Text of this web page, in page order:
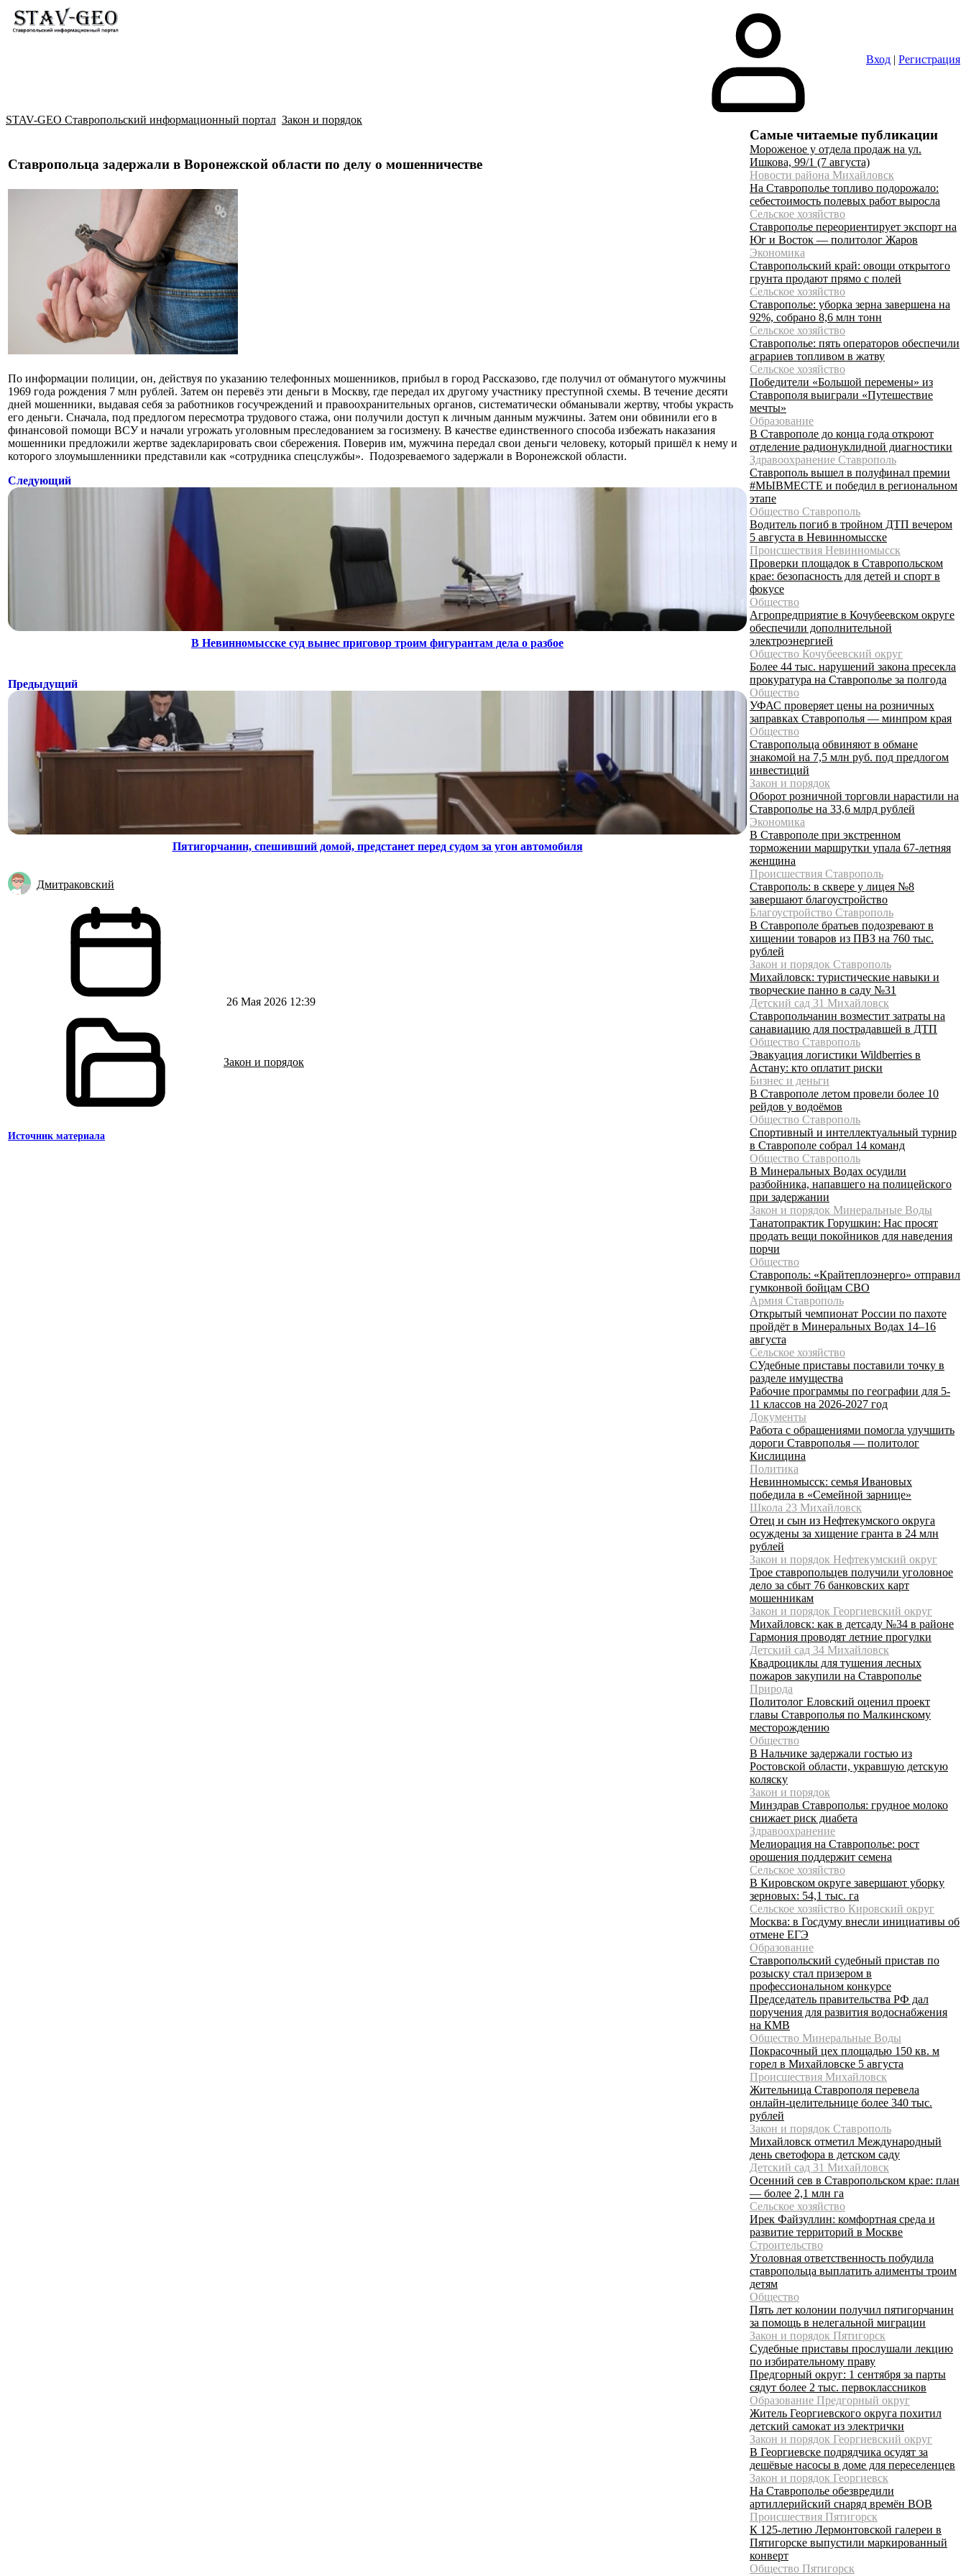
Вход | Регистрация
STAV-GEO Ставропольский информационный портал Закон и порядок
Ставропольца задержали в Воронежской области по делу о мошенничестве
По информации полиции, он, действуя по указанию телефонных мошенников, прибыл в город Рассказово, где получил от обманутого мужчины
1969 года рождения 7 млн рублей. Затем он перевёз эти деньги в Москву, где передал их другому участнику преступной схемы. В течение десяти
дней мошенники, выдавая себя за работников госучреждений и правоохранительных органов, систематически обманывали жертву, чтобы украсть
его деньги. Сначала, под предлогом пересмотра трудового стажа, они получили доступ к личным данным мужчины. Затем они обвинили его в
финансовой помощи ВСУ и начали угрожать уголовным преследованием за госизмену. В качестве единственного способа избежать наказания
мошенники предложили жертве задекларировать свои сбережения. Поверив им, мужчина передал свои деньги человеку, который пришёл к нему и
которого злоумышленники представили как «сотрудника спецслужбы». Подозреваемого задержали в Воронежской области.
Следующий
В Невинномысске суд вынес приговор троим фигурантам дела о разбое
Предыдущий
Пятигорчанин, спешивший домой, предстанет перед судом за угон автомобиля
Дмитраковский
26 Мая 2026 12:39
Закон и порядок
Источник материала
Самые читаемые публикации
Мороженое у отдела продаж на ул.
Ишкова, 99/1 (7 августа)
Новости района Михайловск
На Ставрополье топливо подорожало:
себестоимость полевых работ выросла
Сельское хозяйство
Ставрополье переориентирует экспорт на
Юг и Восток — политолог Жаров
Экономика
Ставропольский край: овощи открытого
грунта продают прямо с полей
Сельское хозяйство
Ставрополье: уборка зерна завершена на
92%, собрано 8,6 млн тонн
Сельское хозяйство
Ставрополье: пять операторов обеспечили
аграриев топливом в жатву
Сельское хозяйство
Победители «Большой перемены» из
Ставрополя выиграли «Путешествие
мечты»
Образование
В Ставрополе до конца года откроют
отделение радионуклидной диагностики
Здравоохранение Ставрополь
Ставрополь вышел в полуфинал премии
#МЫВМЕСТЕ и победил в региональном
этапе
Общество Ставрополь
Водитель погиб в тройном ДТП вечером
5 августа в Невинномысске
Происшествия Невинномысск
Проверки площадок в Ставропольском
крае: безопасность для детей и спорт в
фокусе
Общество
Агропредприятие в Кочубеевском округе
обеспечили дополнительной
электроэнергией
Общество Кочубеевский округ
Более 44 тыс. нарушений закона пресекла
прокуратура на Ставрополье за полгода
Общество
УФАС проверяет цены на розничных
заправках Ставрополья — минпром края
Общество
Ставропольца обвиняют в обмане
знакомой на 7,5 млн руб. под предлогом
инвестиций
Закон и порядок
Оборот розничной торговли нарастили на
Ставрополье на 33,6 млрд рублей
Экономика
В Ставрополе при экстренном
торможении маршрутки упала 67-летняя
женщина
Происшествия Ставрополь
Ставрополь: в сквере у лицея №8
завершают благоустройство
Благоустройство Ставрополь
В Ставрополе братьев подозревают в
хищении товаров из ПВЗ на 760 тыс.
рублей
Закон и порядок Ставрополь
Михайловск: туристические навыки и
творческие панно в саду №31
Детский сад 31 Михайловск
Ставропольчанин возместит затраты на
санавиацию для пострадавшей в ДТП
Общество Ставрополь
Эвакуация логистики Wildberries в
Астану: кто оплатит риски
Бизнес и деньги
В Ставрополе летом провели более 10
рейдов у водоёмов
Общество Ставрополь
Спортивный и интеллектуальный турнир
в Ставрополе собрал 14 команд
Общество Ставрополь
В Минеральных Водах осудили
разбойника, напавшего на полицейского
при задержании
Закон и порядок Минеральные Воды
Танатопрактик Горушкин: Нас просят
продать вещи покойников для наведения
порчи
Общество
Ставрополь: «Крайтеплоэнерго» отправил
гумконвой бойцам СВО
Армия Ставрополь
Открытый чемпионат России по пахоте
пройдёт в Минеральных Водах 14–16
августа
Сельское хозяйство
СУдебные приставы поставили точку в
разделе имущества
Рабочие программы по географии для 5-
11 классов на 2026-2027 год
Документы
Работа с обращениями помогла улучшить
дороги Ставрополья — политолог
Кислицина
Политика
Невинномысск: семья Ивановых
победила в «Семейной зарнице»
Школа 23 Михайловск
Отец и сын из Нефтекумского округа
осуждены за хищение гранта в 24 млн
рублей
Закон и порядок Нефтекумский округ
Трое ставропольцев получили уголовное
дело за сбыт 76 банковских карт
мошенникам
Закон и порядок Георгиевский округ
Михайловск: как в детсаду №34 в районе
Гармония проводят летние прогулки
Детский сад 34 Михайловск
Квадроциклы для тушения лесных
пожаров закупили на Ставрополье
Природа
Политолог Еловский оценил проект
главы Ставрополья по Малкинскому
месторождению
Общество
В Нальчике задержали гостью из
Ростовской области, укравшую детскую
коляску
Закон и порядок
Минздрав Ставрополья: грудное молоко
снижает риск диабета
Здравоохранение
Мелиорация на Ставрополье: рост
орошения поддержит семена
Сельское хозяйство
В Кировском округе завершают уборку
зерновых: 54,1 тыс. га
Сельское хозяйство Кировский округ
Москва: в Госдуму внесли инициативы об
отмене ЕГЭ
Образование
Ставропольский судебный пристав по
розыску стал призером в
профессиональном конкурсе
Председатель правительства РФ дал
поручения для развития водоснабжения
на КМВ
Общество Минеральные Воды
Покрасочный цех площадью 150 кв. м
горел в Михайловске 5 августа
Происшествия Михайловск
Жительница Ставрополя перевела
онлайн-целительнице более 340 тыс.
рублей
Закон и порядок Ставрополь
Михайловск отметил Международный
день светофора в детском саду
Детский сад 31 Михайловск
Осенний сев в Ставропольском крае: план
— более 2,1 млн га
Сельское хозяйство
Ирек Файзуллин: комфортная среда и
развитие территорий в Москве
Строительство
Уголовная ответственность побудила
ставропольца выплатить алименты троим
детям
Общество
Пять лет колонии получил пятигорчанин
за помощь в нелегальной миграции
Закон и порядок Пятигорск
Судебные приставы прослушали лекцию
по избирательному праву
Предгорный округ: 1 сентября за парты
сядут более 2 тыс. первоклассников
Образование Предгорный округ
Житель Георгиевского округа похитил
детский самокат из электрички
Закон и порядок Георгиевский округ
В Георгиевске подрядчика осудят за
дешёвые насосы в доме для переселенцев
Закон и порядок Георгиевск
На Ставрополье обезвредили
артиллерийский снаряд времён ВОВ
Происшествия Пятигорск
К 125-летию Лермонтовской галереи в
Пятигорске выпустили маркированный
конверт
Общество Пятигорск